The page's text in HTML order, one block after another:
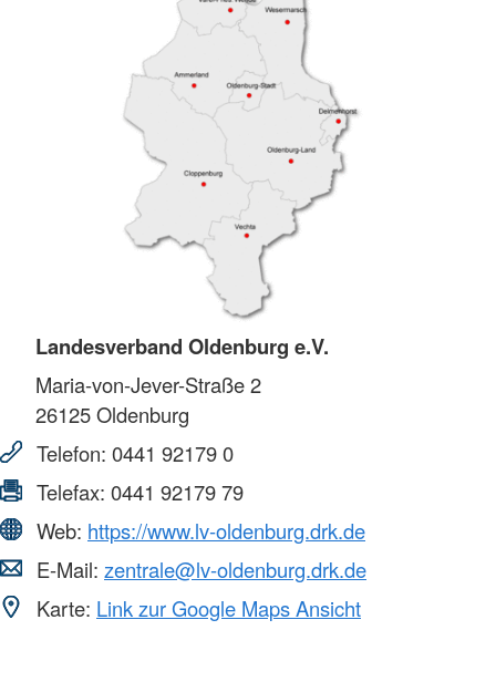
Landesverband Oldenburg e.V.
Maria-von-Jever-Straße 2
26125Oldenburg
Telefon: 0441 92179 0
Telefax: 0441 92179 79
Web: https://www.lv-oldenburg.drk.de
E-Mail: zentrale@lv-oldenburg.drk.de
Karte: Link zur Google Maps Ansicht